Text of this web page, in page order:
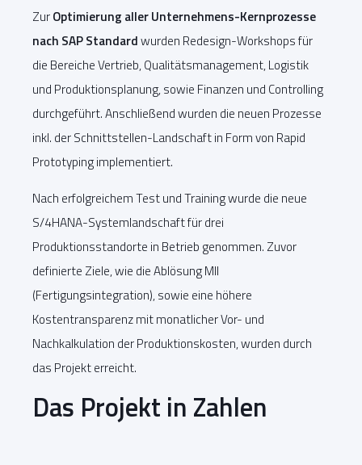
ZurOptimierung aller Unternehmens-Kernprozesse
nach SAP Standardwurden Redesign-Workshops für
die Bereiche Vertrieb, Qualitätsmanagement, Logistik
und Produktionsplanung, sowie Finanzen und Controlling
durchgeführt. Anschließend wurden die neuen Prozesse
inkl. der Schnittstellen-Landschaft in Form von Rapid
Prototyping implementiert.
Nach erfolgreichem Test und Training wurde die neue
S/4HANA-Systemlandschaft für drei
Produktionsstandorte in Betrieb genommen. Zuvor
definierte Ziele, wie die Ablösung MII
(Fertigungsintegration), sowie eine höhere
Kostentransparenz mit monatlicher Vor- und
Nachkalkulation der Produktionskosten, wurden durch
das Projekt erreicht.
Das Projekt in Zahlen